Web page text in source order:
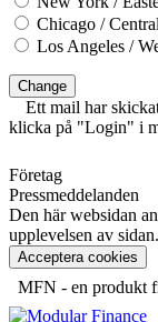
Chicago / Central
Los Angeles /
Change
Ett mail har
klicka på "Login" i
Företag
Pressmeddelanden
Den här websidan
upplevelsen av sidan.
Acceptera cookies
MFN - en produkt